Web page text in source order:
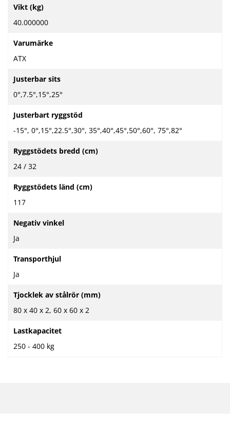
information
Vikt (kg)
40.000000
Varumärke
ATX
Justerbar sits
0°,7.5°,15°,25°
Justerbart ryggstöd
-15°, 0°,15°,22.5°,30°, 35°,40°,45°,50°,60°, 75°,82°
Ryggstödets bredd (cm)
24 / 32
Ryggstödets länd (cm)
117
Negativ vinkel
Ja
Transporthjul
Ja
Tjocklek av stålrör (mm)
80 x 40 x 2, 60 x 60 x 2
Lastkapacitet
250 - 400 kg